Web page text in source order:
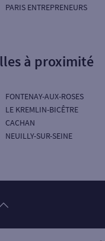
PARIS ENTREPRENEURS
à proximité
FONTENAY-AUX-ROSES
LE KREMLIN-BICÊTRE
CACHAN
NEUILLY-SUR-SEINE